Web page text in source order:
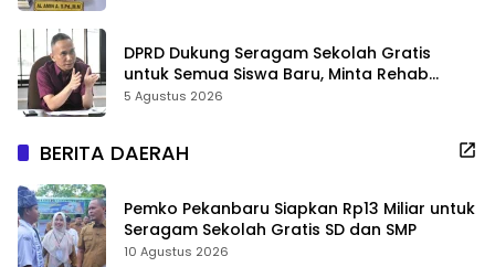
DPRD Dukung Seragam Sekolah Gratis
untuk Semua Siswa Baru, Minta Rehab
Sekolah Jangan Dikurangi
5 Agustus 2026
BERITA DAERAH
Pemko Pekanbaru Siapkan Rp13 Miliar untuk
Seragam Sekolah Gratis SD dan SMP
10 Agustus 2026